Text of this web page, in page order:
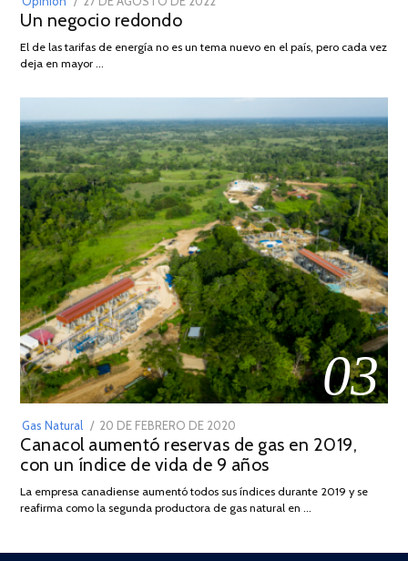
ON
DE
Un negocio redondo
El de las tarifas de energía no es un tema nuevo en el país, pero cada vez
deja en mayor …
03
Gas Natural
POSTED
ON
20 DE FEBRERO DE 2020
DE
JULIO
2025
Canacol aumentó reservas de gas en 2019,
con un índice de vida de 9 años
La empresa canadiense aumentó todos sus índices durante 2019 y se
reafirma como la segunda productora de gas natural en …